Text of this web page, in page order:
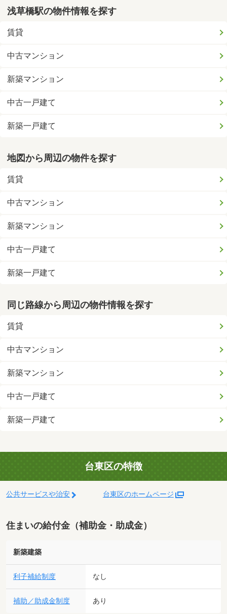
浅草橋駅の物件情報を探す
賃貸
中古マンション
新築マンション
中古一戸建て
新築一戸建て
地図から周辺の物件を探す
賃貸
中古マンション
新築マンション
中古一戸建て
新築一戸建て
同じ路線から周辺の物件情報を探す
賃貸
中古マンション
新築マンション
中古一戸建て
新築一戸建て
台東区の特徴
公共サービスや治安 台東区のホームページ
住まいの給付金（補助金・助成金）
新築建築
利子補給制度 なし
補助／助成金制度 あり